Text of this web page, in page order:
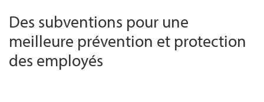
Des subventions pour une
meilleure prévention et protection
des employés